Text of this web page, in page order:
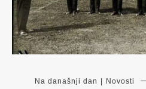
Na današnji dan Novosti